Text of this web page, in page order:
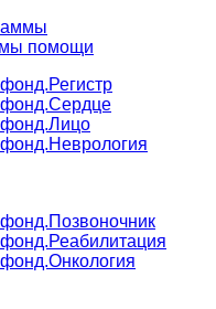
помощи
Регистр
Сердце
Лицо
Неврология
Позвоночник
Реабилитация
Онкология